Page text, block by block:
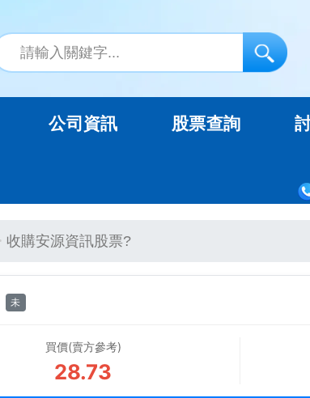
公司資訊 股票查詢
收購安源資訊股票?
未
買價(賣方參考)
28.73